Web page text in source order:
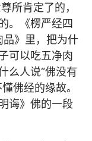
所肯定了的，
。《楞严经四
》里，把为什
可以吃五净肉
么人说“佛没有
佛经的缘故。
诲》佛的一段